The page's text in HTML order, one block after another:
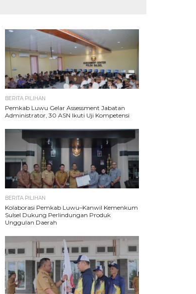
BERITA PILIHAN
Pemkab Luwu Gelar Assessment Jabatan
Administrator, 30 ASN Ikuti Uji Kompetensi
BERITA PILIHAN
Kolaborasi Pemkab Luwu–Kanwil Kemenkum
Sulsel Dukung Perlindungan Produk
Unggulan Daerah